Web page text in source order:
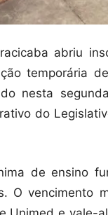
abriu
temporária
nesta
do
de ensino
O vencimento